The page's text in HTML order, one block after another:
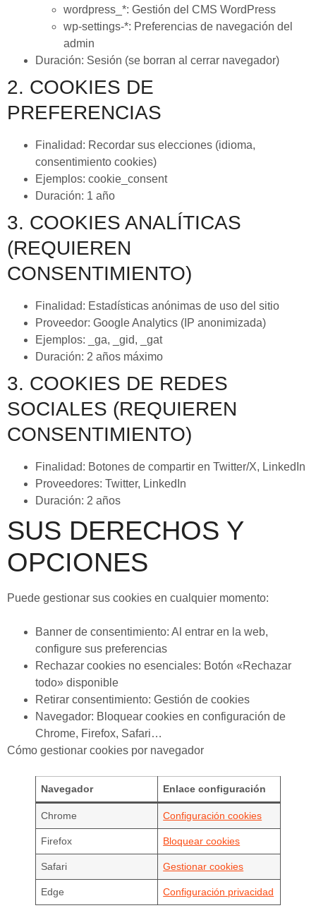
wordpress_*: Gestión del CMS WordPress
wp-settings-*: Preferencias de navegación del
admin
Duración: Sesión (se borran al cerrar navegador)
2. COOKIES DE
PREFERENCIAS
Finalidad: Recordar sus elecciones (idioma,
consentimiento cookies)
Ejemplos: cookie_consent
Duración: 1 año
3. COOKIES ANALÍTICAS
(REQUIEREN
CONSENTIMIENTO)
Finalidad: Estadísticas anónimas de uso del sitio
Proveedor: Google Analytics (IP anonimizada)
Ejemplos: _ga, _gid, _gat
Duración: 2 años máximo
3. COOKIES DE REDES
SOCIALES (REQUIEREN
CONSENTIMIENTO)
Finalidad: Botones de compartir en Twitter/X, LinkedIn
Proveedores: Twitter, LinkedIn
Duración: 2 años
SUS DERECHOS Y
OPCIONES
Puede gestionar sus cookies en cualquier momento:
Banner de consentimiento: Al entrar en la web,
configure sus preferencias
Rechazar cookies no esenciales: Botón «Rechazar
todo» disponible
Retirar consentimiento: Gestión de cookies
Navegador: Bloquear cookies en configuración de
Chrome, Firefox, Safari…
Cómo gestionar cookies por navegador
Navegador Enlace configuración
Chrome Configuración cookies
Firefox Bloquear cookies
Safari Gestionar cookies
Edge Configuración privacidad